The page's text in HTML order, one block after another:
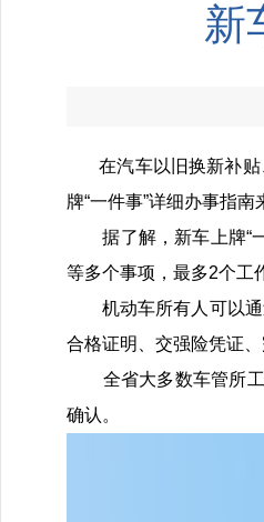
新
在汽车以旧换新补贴
牌“一件事”详细办事指南
据了解，新车上牌“一
等多个事项，最多2个工
机动车所有人可以通
合格证明、交强险凭证
全省大多数车管所工
确认。